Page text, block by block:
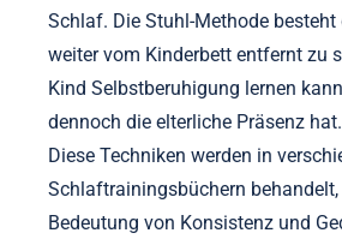
Schlaf. Die Stuhl-Methode besteht
weiter vom Kinderbett entfernt zu
Kind Selbstberuhigung lernen
dennoch die elterliche Präsenz hat.
Diese Techniken werden in
Schlaftrainingsbüchern
Bedeutung von Konsistenz und